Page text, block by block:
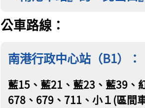
公車路線：
南港行政中心站（B1）：
藍15、藍21、藍23、藍39、
678、679、711、小１(區間